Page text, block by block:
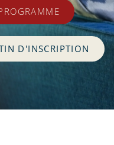
D'INSCRIPTION